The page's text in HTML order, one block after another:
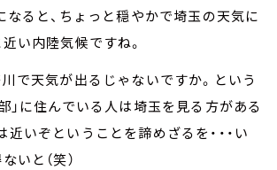
なると、ちょっと穏やかで埼玉の天気に
い内陸気候ですね。
で天気が出るじゃないですか。という
」に住んでいる人は埼玉を見る方がある
いぞということを諦めざるを・・・い
いと（笑）